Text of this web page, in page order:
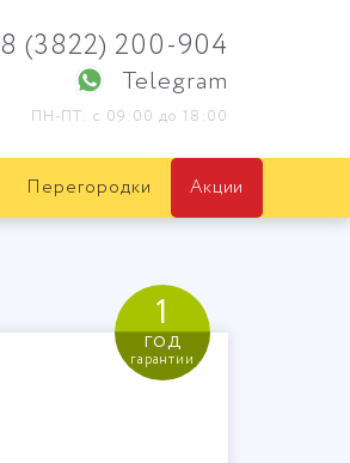
8 (3822) 200-904
Telegram
ПН-ПТ: с 09:00 до 18:00
Перегородки
Акции
1
год
гарантии